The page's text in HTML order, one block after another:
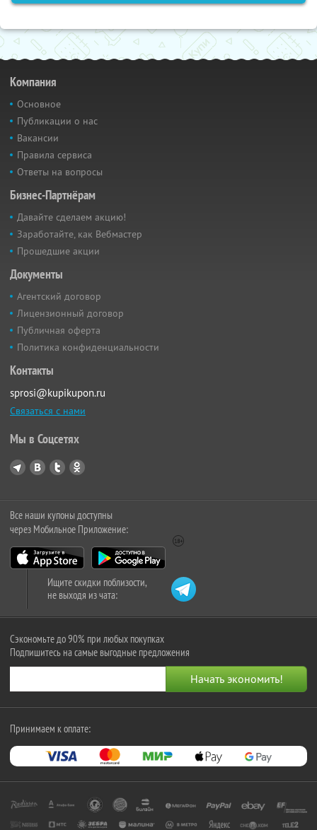
Компания
Основное
Публикации о нас
Вакансии
Правила сервиса
Ответы на вопросы
Бизнес-Партнёрам
Давайте сделаем акцию!
Заработайте, как Вебмастер
Прошедшие акции
Документы
Агентский договор
Лицензионный договор
Публичная оферта
Политика конфиденциальности
Контакты
sprosi@kupikupon.ru
Связаться с нами
Мы в Соцсетях
Все наши купоны доступны
через Мобильное Приложение:
Ищите скидки поблизости,
не выходя из чата:
Сэкономьте до 90% при любых покупках
Подпишитесь на самые выгодные предложения
Принимаем к оплате: